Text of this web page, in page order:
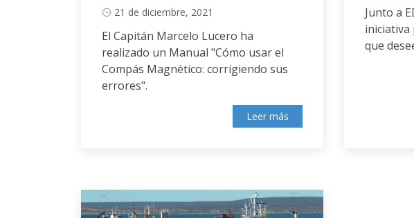
21 de diciembre, 2021
El Capitán Marcelo Lucero ha
realizado un Manual "Cómo usar el
Compás Magnético: corrigiendo sus
errores".
Leer más
Junto a
iniciativa
que